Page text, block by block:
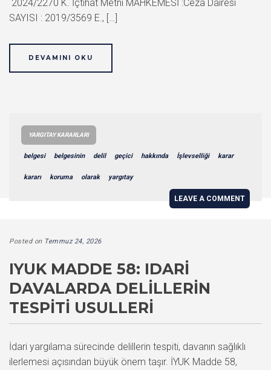
2024/2270 K. İçtihat Metni MAHKEMESİ :Ceza Dairesi
SAYISI : 2019/3569 E., […]
DEVAMINI OKU
YARGITAY KARARLARI
belgesi belgesinin delil geçici hakkında İşlevselliği karar
kararı koruma olarak yargıtay
LEAVE A COMMENT
Posted on Temmuz 24, 2026
IYUK MADDE 58: IDARI
DAVALARDA DELILLERIN
TESPITI USULLERI
İdari yargılama sürecinde delillerin tespiti, davanın sağlıklı
ilerlemesi açısından büyük önem taşır. İYUK Madde 58,